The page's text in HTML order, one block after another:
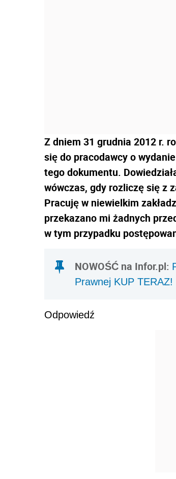
Z dniem 31 grudnia 2012 r.
się do pracodawcy o
tego dokumentu.
wówczas, gdy rozliczę się z
Pracuję w niewielkim
przekazano mi żadnych
w tym przypadku
NOWOŚĆ na Infor.pl:
Prawnej KUP TERAZ!
Odpowiedź